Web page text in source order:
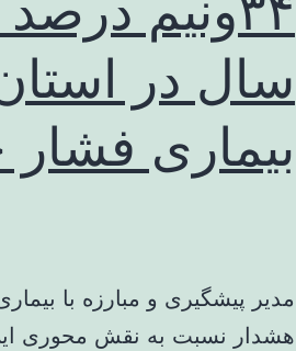
سال در
بیماری فشار
مدیر پیشگیری و مبارزه با
هشدار نسبت به نقش محوری